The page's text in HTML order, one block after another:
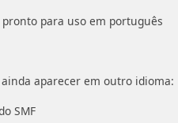
para uso em português
aparecer em outro idioma:
SMF